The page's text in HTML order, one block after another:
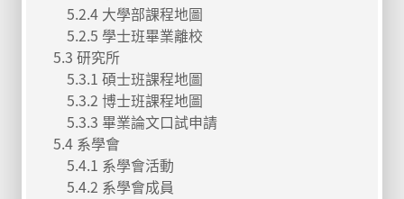
5.2.4 大學部課程地圖
5.2.5 學士班畢業離校
5.3 研究所
5.3.1 碩士班課程地圖
5.3.2 博士班課程地圖
5.3.3 畢業論文口試申請
5.4 系學會
5.4.1 系學會活動
5.4.2 系學會成員